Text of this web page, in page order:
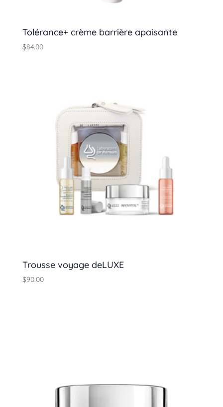
Tolérance+ crème barrière apaisante
$84.00
Trousse voyage deLUXE
$90.00